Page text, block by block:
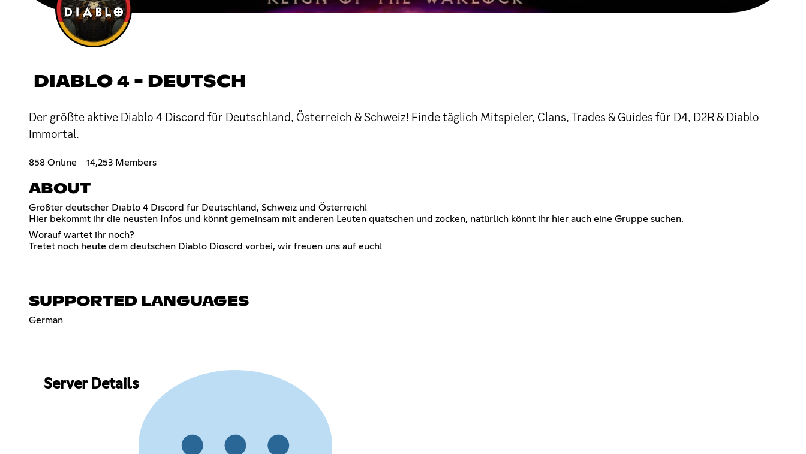
DIABLO 4 - DEUTSCH
Der größte aktive Diablo 4 Discord für Deutschland, Österreich & Schweiz! Finde täglich Mitspieler, Clans, Trades & Guides für D4, D2R & Diablo
Immortal.
858 Online 14,253 Members
ABOUT
Größter deutscher Diablo 4 Discord für Deutschland, Schweiz und Österreich!
Hier bekommt ihr die neusten Infos und könnt gemeinsam mit anderen Leuten quatschen und zocken, natürlich könnt ihr hier auch eine Gruppe suchen.
Worauf wartet ihr noch?
Tretet noch heute dem deutschen Diablo Dioscrd vorbei, wir freuen uns auf euch!
SUPPORTED LANGUAGES
German
Server Details